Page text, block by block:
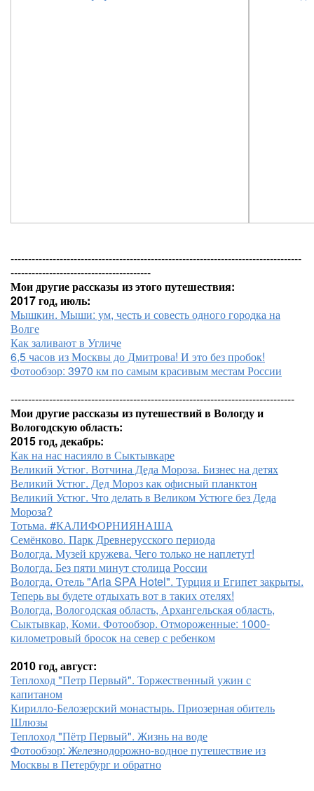
-----------------------------------------------------------------------------------
----------------------------------------
Мои другие рассказы из этого путешествия:
2017 год, июль:
Мышкин. Мыши: ум, честь и совесть одного городка на
Волге
Как заливают в Угличе
6,5 часов из Москвы до Дмитрова! И это без пробок!
Фотообзор: 3970 км по самым красивым местам России
---------------------------------------------------------------------------------
Мои другие рассказы из путешествий в Вологду и
Вологодскую область:
2015 год, декабрь:
Как на нас насияло в Сыктывкаре
Великий Устюг. Вотчина Деда Мороза. Бизнес на детях
Великий Устюг. Дед Мороз как офисный планктон
Великий Устюг. Что делать в Великом Устюге без Деда
Мороза?
Тотьма. #КАЛИФОРНИЯНАША
Семёнково. Парк Древнерусского периода
Вологда. Музей кружева. Чего только не наплетут!
Вологда. Без пяти минут столица России
Вологда. Отель "Aria SPA Hotel". Турция и Египет закрыты.
Теперь вы будете отдыхать вот в таких отелях!
Вологда, Вологодская область, Архангельская область,
Сыктывкар, Коми. Фотообзор. Отмороженные: 1000-
километровый бросок на север с ребенком
2010 год, август:
Теплоход "Петр Первый". Торжественный ужин с
капитаном
Кирилло-Белозерский монастырь. Приозерная обитель
Шлюзы
Теплоход "Пётр Первый". Жизнь на воде
Фотообзор: Железнодорожно-водное путешествие из
Москвы в Петербург и обратно